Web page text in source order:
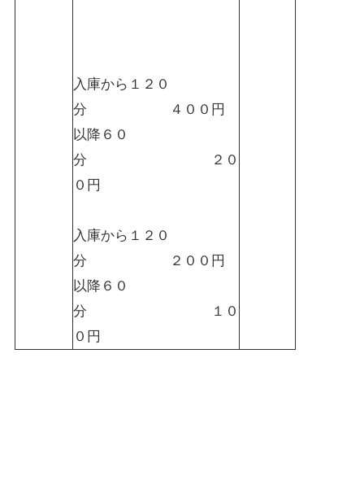
入庫から１２０
分 ４００円
以降６０
分 ２０
０円
入庫から１２０
分 ２００円
以降６０
分 １０
０円